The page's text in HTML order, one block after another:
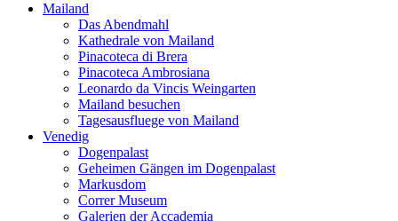
Mailand
Das Abendmahl
Kathedrale von Mailand
Pinacoteca di Brera
Pinacoteca Ambrosiana
Leonardo da Vincis Weingarten
Mailand besuchen
Tagesausfluege von Mailand
Venedig
Dogenpalast
Geheimen Gängen im Dogenpalast
Markusdom
Correr Museum
Galerien der Accademia